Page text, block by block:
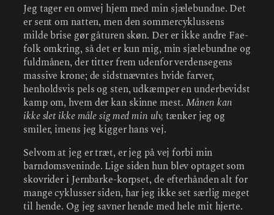
Jeg tager en omvej hjem med min sjælebundne. Det
er sent om natten, men den sommercyklussens
milde brise gør gåturen skøn. Der er ikke andre Fae-
folk omkring, så det er kun mig, min sjælebundne og
fuldmånen, der titter frem udenfor verdensegens
massive krone; de sidstnævntes hvide farver,
henholdsvis pels og sten, udkæmper en underbevidst
kamp om, hvem der kan skinne mest. Månen kan
ikke slet ikke måle sig med min ulv, tænker jeg og
smiler, imens jeg kigger hans vej.
Selvom at jeg er træt, er jeg på vej forbi min
barndomsveninde. Lige siden hun blev optaget som
skovrider i Jernbarke-korpset, de efterhånden alt for
mange cyklusser siden, har jeg ikke set særlig meget
til hende. Og jeg savner hende med hele mit hjerte.